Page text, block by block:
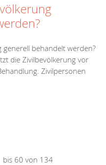
generell behandelt werden?
die Zivilbevölkerung vor
Zivilpersonen
bis 60 von 134